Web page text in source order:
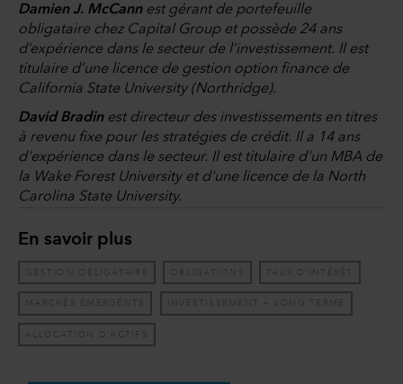
Damien J. McCannest gérant de portefeuille
obligataire chez Capital Group et possède 24 ans
d’expérience dans le secteur de l’investissement. Il est
titulaire d’une licence de gestion option finance de
California State University (Northridge).
David Bradinest directeur des investissements en titres
à revenu fixe pour les stratégies de crédit. Il a 14 ans
d'expérience dans le secteur. Il est titulaire d'un MBA de
la Wake Forest University et d'une licence de la North
Carolina State University.
En savoir plus
GESTION OBLIGATAIRE OBLIGATIONS TAUX D’INTÉRÊT
MARCHÉS ÉMERGENTS INVESTISSEMENT À LONG TERME
ALLOCATION D’ACTIFS